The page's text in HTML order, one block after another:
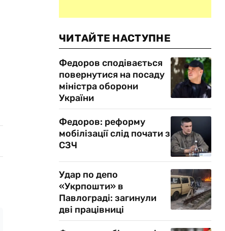
ЧИТАЙТЕ НАСТУПНЕ
Федоров сподівається
повернутися на посаду
міністра оборони
України
Федоров: реформу
мобілізації слід почати з
СЗЧ
Удар по депо
«Укрпошти» в
Павлограді: загинули
дві працівниці